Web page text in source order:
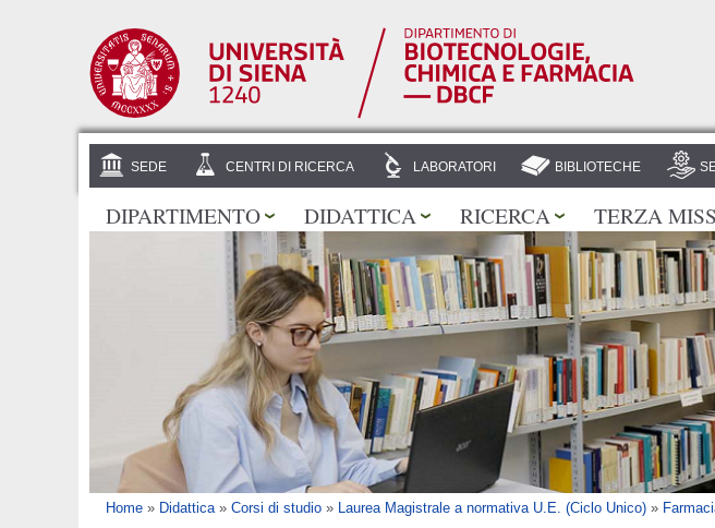
SEDE CENTRI DI RICERCA LABORATORI BIBLIOTECHE
DIPARTIMENTO DIDATTICA RICERCA TERZA
Tu sei qui
Home » Didattica» Corsi di studio » Laurea Magistrale a normativa U.E. (Ciclo Unico) »